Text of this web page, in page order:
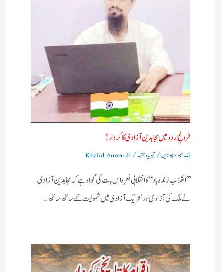
فروغِ اردو میں مجاہدین آزادی کا کردار!
ایک تبصرہ چھوڑیں/تجزیہ و تنقید/ ازKhalid Anwar
’’انقلاب زندہ باد‘‘کا انقلابی نعرہ اس بات کی گواہ ہے کہ مجاہدین آزادی
نے ملک کی آزادی اور تحریک آزادی میں شمولیت کے ساتھ ساتھ…